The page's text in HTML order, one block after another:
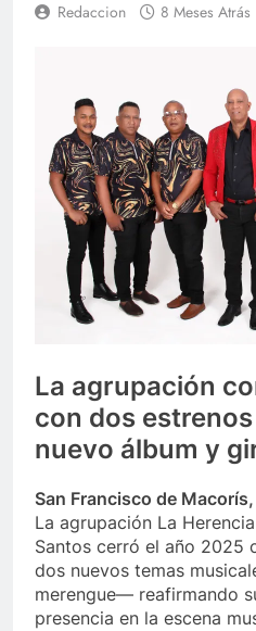
Redaccion 8 Meses Atrás
La agrupación
con dos
nuevo álbum y
San Francisco de
La agrupación La
Santos cerró el año 2025
dos nuevos temas
merengue— reafirmando
presencia en la escena